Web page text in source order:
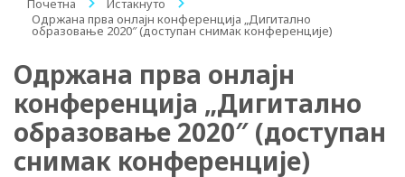
Почетна / Истакнуто
/
Одржана прва онлајн конференција „Дигитално
образовање 2020″ (доступан снимак конференције)
Одржана прва онлајн
конференција „Дигитално
образовање 2020″ (доступан
снимак конференције)